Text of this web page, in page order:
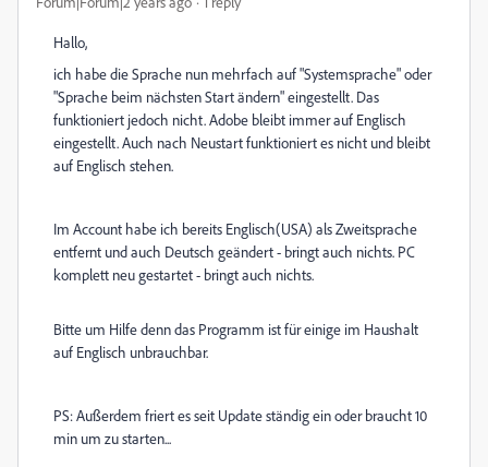
Hallo,
ich habe die Sprache nun mehrfach auf "Systemsprache" oder
"Sprache beim nächsten Start ändern" eingestellt. Das
funktioniert jedoch nicht. Adobe bleibt immer auf Englisch
eingestellt. Auch nach Neustart funktioniert es nicht und bleibt
auf Englisch stehen.
Im Account habe ich bereits Englisch(USA) als Zweitsprache
entfernt und auch Deutsch geändert - bringt auch nichts. PC
komplett neu gestartet - bringt auch nichts.
Bitte um Hilfe denn das Programm ist für einige im Haushalt
auf Englisch unbrauchbar.
PS: Außerdem friert es seit Update ständig ein oder braucht 10
min um zu starten...